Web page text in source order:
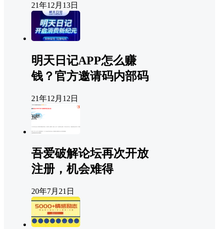
21年12月13日
明天日记APP怎么赚
钱？官方邀请码内部码
21年12月12日
吾爱破解论坛再次开放
注册，机会难得
20年7月21日